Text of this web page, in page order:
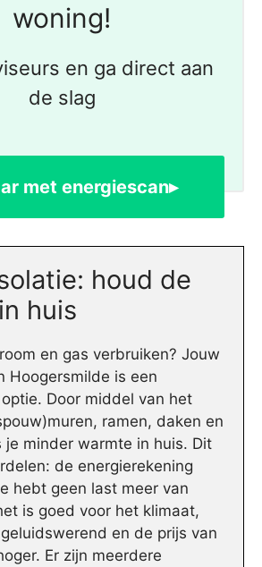
woning!
en ga direct aan
de slag
met energiescan▸
houd de
huis
en gas verbruiken? Jouw
Hoogersmilde is een
Door middel van het
ramen, daken en
je minder warmte in huis. Dit
de energierekening
hebt geen last meer van
is goed voor het klimaat,
en de prijs van
Er zijn meerdere